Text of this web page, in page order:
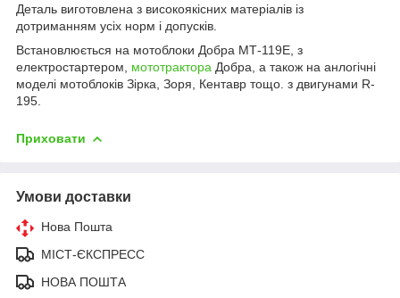
Деталь виготовлена з високоякісних матеріалів із
дотриманням усіх норм і допусків.
Встановлюється на мотоблоки Добра МТ-119E, з
електростартером, мототрактора Добра, а також на анлогічні
моделі мотоблоків Зірка, Зоря, Кентавр тощо. з двигунами R-
195.
Приховати
Умови доставки
Нова Пошта
МІСТ-ЄКСПРЕСС
НОВА ПОШТА